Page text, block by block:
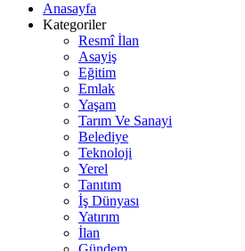
Anasayfa
Kategoriler
Resmî İlan
Asayiş
Eğitim
Emlak
Yaşam
Tarım Ve Sanayi
Belediye
Teknoloji
Yerel
Tanıtım
İş Dünyası
Yatırım
İlan